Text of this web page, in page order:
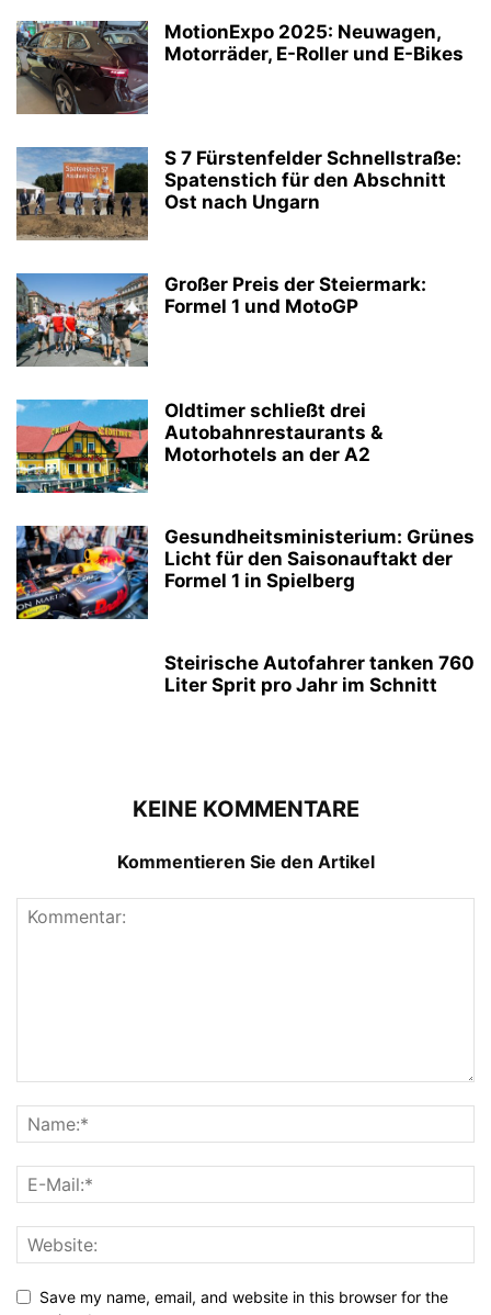
MotionExpo 2025: Neuwagen,
Motorräder, E-Roller und E-Bikes
S 7 Fürstenfelder Schnellstraße:
Spatenstich für den Abschnitt
Ost nach Ungarn
Großer Preis der Steiermark:
Formel 1 und MotoGP
Oldtimer schließt drei
Autobahnrestaurants &
Motorhotels an der A2
Gesundheitsministerium: Grünes
Licht für den Saisonauftakt der
Formel 1 in Spielberg
Steirische Autofahrer tanken 760
Liter Sprit pro Jahr im Schnitt
KEINE KOMMENTARE
Kommentieren Sie den Artikel
Save my name, email, and website in this browser for the